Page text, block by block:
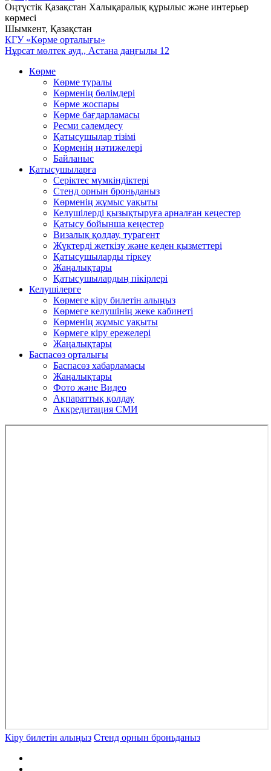
Оңтүстік Қазақстан Халықаралық құрылыс және интерьер
көрмесі
Шымкент, Қазақстан
КГУ «Көрме орталығы»
Нұрсат мөлтек ауд., Астана даңғылы 12
Көрме
Көрме туралы
Көрменің бөлімдері
Көрме жоспары
Көрме бағдарламасы
Ресми сәлемдесу
Қатысушылар тізімі
Көрменің нәтижелері
Байланыс
Қатысушыларға
Серіктес мүмкіндіктері
Стенд орнын броньданыз
Көрменің жұмыс уақыты
Келушілерді қызықтыруға арналған кеңестер
Қатысу бойынша кеңестер
Визалық қолдау, турагент
Жүктерді жеткізу және кеден қызметтері
Қатысушыларды тіркеу
Жаңалықтары
Қатысушылардың пікірлері
Келушілерге
Көрмеге кіру билетін алыңыз
Көрмеге келушінің жеке кабинеті
Көрменің жұмыс уақыты
Көрмеге кіру ережелері
Жаңалықтары
Баспасөз орталығы
Баспасөз хабарламасы
Жаңалықтары
Фото және Видео
Ақпараттық қолдау
Аккредитация СМИ
Кіру билетін алыңыз Стенд орнын броньданыз